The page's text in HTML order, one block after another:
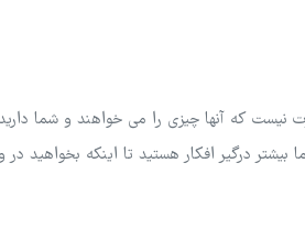
نیست که آنها چیزی را می خواهند و شما
درگیر افکار هستید تا اینکه بخواهید در